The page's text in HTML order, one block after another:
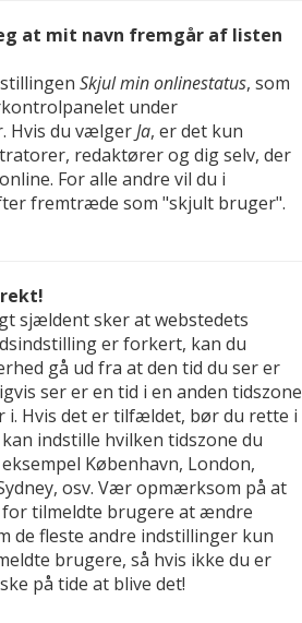
at mit navn fremgår af listen
Skjul min onlinestatus, som
under
Hvis du vælgerJa, er det kun
redaktører og dig selv, der
For alle andre vil du i
fremtræde som "skjult bruger".
sjældent sker at webstedets
er forkert, kan du
gå ud fra at den tid du ser er
ser er en tid i en anden tidszone
i. Hvis det er tilfældet, bør du rette i
indstille hvilken tidszone du
København, London,
osv. Vær opmærksom på at
tilmeldte brugere at ændre
de fleste andre indstillinger kun
brugere, så hvis ikke du er
på tide at blive det!